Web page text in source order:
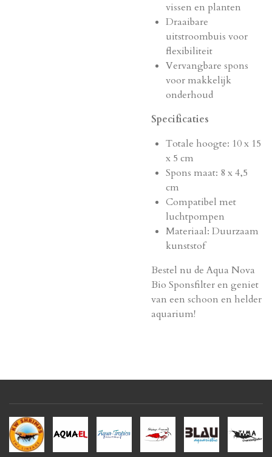
vissen en planten
Draaibare
uitstroombuis voor
flexibiliteit
Vervangbare spons
voor makkelijk
onderhoud
Specificaties
Totale hoogte: 10 x 15
x 5 cm
Spons maat: 8 x 4,5
cm
Compatibel met
luchtpompen
Materiaal: Duurzaam
kunststof
Bestel nu de Aqua Nova
Bio Sponsfilter en geniet
van een schoon en helder
aquarium!